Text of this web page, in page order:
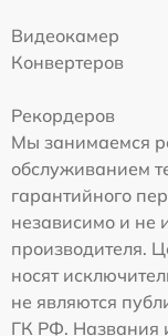
Видеокамер
Конвертеров
Рекордеров
Мы занимаемся
обслуживанием
гарантийного
независимо и не
производителя.
носят
не являются
ГК РФ. Названия